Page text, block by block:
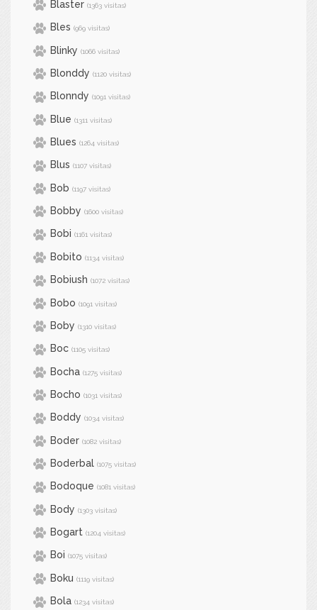
Blaster (1363 visitas)
Bles (969 visitas)
Blinky (1066 visitas)
Blonddy (1120 visitas)
Blonndy (1091 visitas)
Blue (1311 visitas)
Blues (1264 visitas)
Blus (1107 visitas)
Bob (1197 visitas)
Bobby (1600 visitas)
Bobi (1161 visitas)
Bobito (1134 visitas)
Bobiush (1072 visitas)
Bobo (1091 visitas)
Boby (1310 visitas)
Boc (1105 visitas)
Bocha (1275 visitas)
Bocho (1031 visitas)
Boddy (1034 visitas)
Boder (1082 visitas)
Boderbal (1075 visitas)
Bodoque (1081 visitas)
Body (1303 visitas)
Bogart (1204 visitas)
Boi (1075 visitas)
Boku (1119 visitas)
Bola (1234 visitas)